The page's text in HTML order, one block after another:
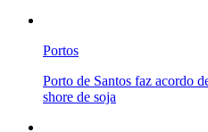
Portos
Porto de Santos faz acordo
shore de soja